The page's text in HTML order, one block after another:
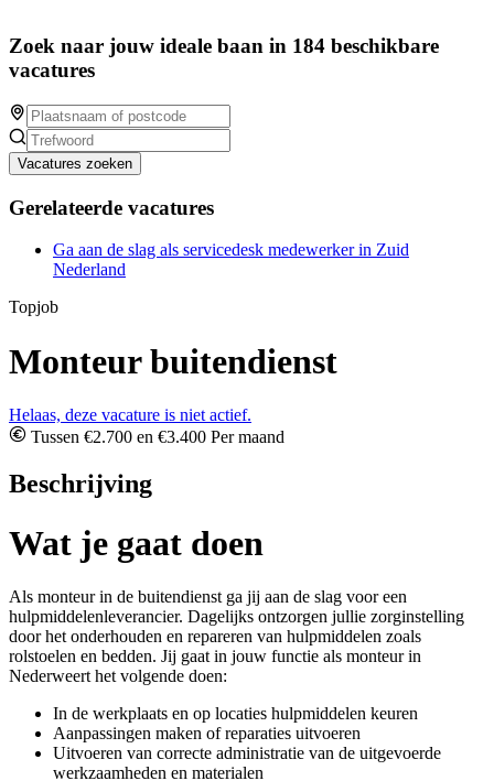
Zoek naar jouw ideale baan in 184 beschikbare
vacatures
Vacatures zoeken
Gerelateerde vacatures
Ga aan de slag als servicedesk medewerker in Zuid
Nederland
Topjob
Monteur buitendienst
Helaas, deze vacature is niet actief.
Tussen €2.700 en €3.400 Per maand
Beschrijving
Wat je gaat doen
Als monteur in de buitendienst ga jij aan de slag voor een
hulpmiddelenleverancier. Dagelijks ontzorgen jullie zorginstelling
door het onderhouden en repareren van hulpmiddelen zoals
rolstoelen en bedden. Jij gaat in jouw functie als monteur in
Nederweert het volgende doen:
In de werkplaats en op locaties hulpmiddelen keuren
Aanpassingen maken of reparaties uitvoeren
Uitvoeren van correcte administratie van de uitgevoerde
werkzaamheden en materialen